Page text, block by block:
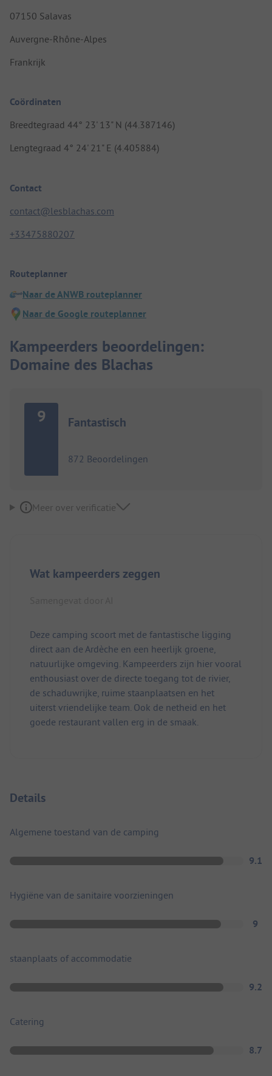
07150 Salavas
Auvergne-Rhône-Alpes
Frankrijk
Coördinaten
Breedtegraad 44° 23' 13" N (44.387146)
Lengtegraad 4° 24' 21" E (4.405884)
Contact
contact@lesblachas.com
+33475880207
Routeplanner
Naar de ANWB routeplanner
Naar de Google routeplanner
Kampeerders beoordelingen:
Domaine des Blachas
9 Fantastisch
872 Beoordelingen
Meer over verificatie
Wat kampeerders zeggen
Deze camping scoort met de fantastische ligging
direct aan de Ardèche en een heerlijk groene,
natuurlijke omgeving. Kampeerders zijn hier vooral
enthousiast over de directe toegang tot de rivier,
de schaduwrijke, ruime staanplaatsen en het
uiterst vriendelijke team. Ook de netheid en het
goede restaurant vallen erg in de smaak.
Details
Algemene toestand van de camping
9.1
Hygiëne van de sanitaire voorzieningen
9
staanplaats of accommodatie
9.2
Catering
8.7